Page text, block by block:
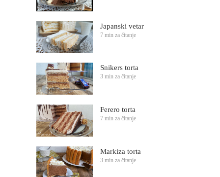
Japanski vetar
7 min za čitanje
Snikers torta
3 min za čitanje
Ferero torta
7 min za čitanje
Markiza torta
3 min za čitanje